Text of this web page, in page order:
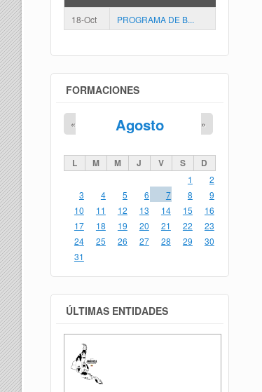
18-Oct PROGRAMA DE B...
FORMACIONES
Agosto
« »
L M M J V S D
1
2
3
4 5 6 7 8
9
10
11 12 13 14 15
16
17
18 19 20 21 22
23
24
25 26 27 28 29
30
31
ÚLTIMAS ENTIDADES